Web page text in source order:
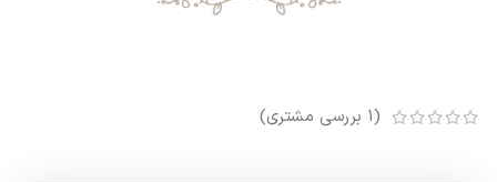
(
1 بررسی مشتری)